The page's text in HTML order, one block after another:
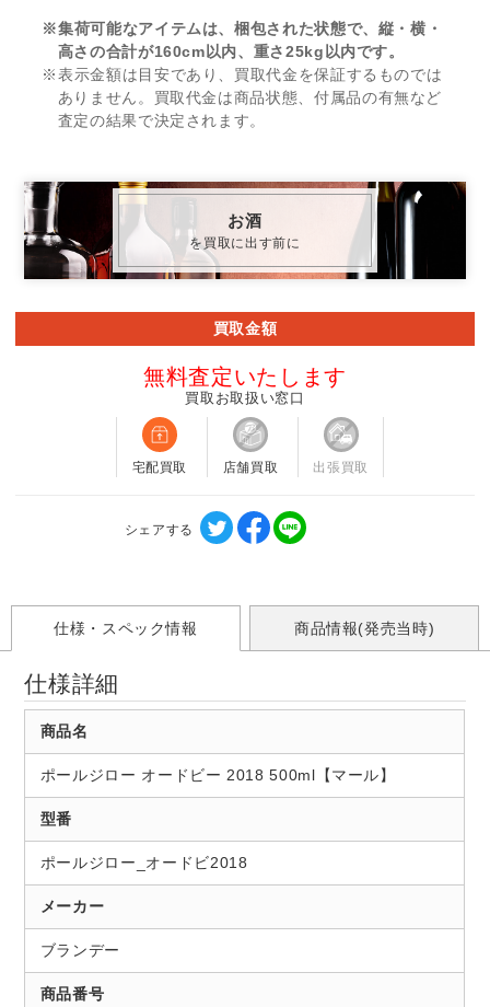
※集荷可能なアイテムは、梱包された状態で、縦・横・
高さの合計が160cm以内、重さ25kg以内です。
※表示金額は目安であり、買取代金を保証するものでは
ありません。買取代金は商品状態、付属品の有無など
査定の結果で決定されます。
お酒
を買取に出す前に
買取金額
無料査定いたします
買取お取扱い窓口
宅配買取 店舗買取 出張買取
シェアする
仕様・スペック情報 商品情報(発売当時)
仕様詳細
商品名
ポールジロー オードビー 2018 500ml【マール】
型番
ポールジロー_オードビ2018
メーカー
ブランデー
商品番号